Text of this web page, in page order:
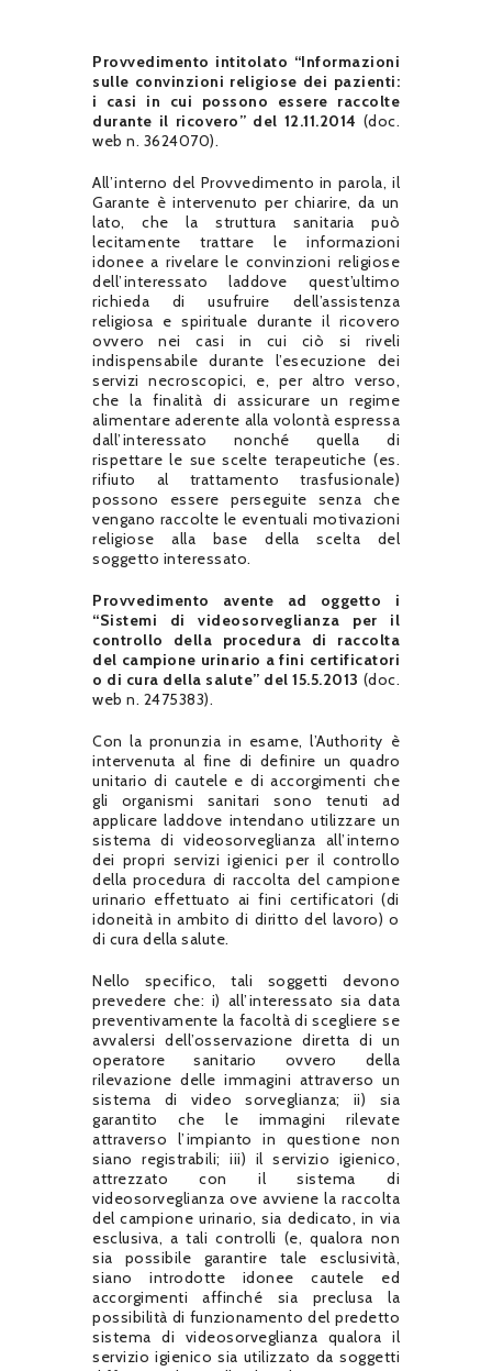
Provvedimento intitolato “Informazioni
sulle convinzioni religiose dei pazienti:
i casi in cui possono essere raccolte
durante il ricovero” del 12.11.2014 (doc.
web n. 3624070).
All’interno del Provvedimento in parola, il
Garante è intervenuto per chiarire, da un
lato, che la struttura sanitaria può
lecitamente trattare le informazioni
idonee a rivelare le convinzioni religiose
dell’interessato laddove quest’ultimo
richieda di usufruire dell’assistenza
religiosa e spirituale durante il ricovero
ovvero nei casi in cui ciò si riveli
indispensabile durante l’esecuzione dei
servizi necroscopici, e, per altro verso,
che la finalità di assicurare un regime
alimentare aderente alla volontà espressa
dall’interessato nonché quella di
rispettare le sue scelte terapeutiche (es.
rifiuto al trattamento trasfusionale)
possono essere perseguite senza che
vengano raccolte le eventuali motivazioni
religiose alla base della scelta del
soggetto interessato.
Provvedimento avente ad oggetto i
“Sistemi di videosorveglianza per il
controllo della procedura di raccolta
del campione urinario a fini certificatori
o di cura della salute” del 15.5.2013 (doc.
web n. 2475383).
Con la pronunzia in esame, l’Authority è
intervenuta al fine di definire un quadro
unitario di cautele e di accorgimenti che
gli organismi sanitari sono tenuti ad
applicare laddove intendano utilizzare un
sistema di videosorveglianza all’interno
dei propri servizi igienici per il controllo
della procedura di raccolta del campione
urinario effettuato ai fini certificatori (di
idoneità in ambito di diritto del lavoro) o
di cura della salute.
Nello specifico, tali soggetti devono
prevedere che: i) all’interessato sia data
preventivamente la facoltà di scegliere se
avvalersi dell’osservazione diretta di un
operatore sanitario ovvero della
rilevazione delle immagini attraverso un
sistema di video sorveglianza; ii) sia
garantito che le immagini rilevate
attraverso l’impianto in questione non
siano registrabili; iii) il servizio igienico,
attrezzato con il sistema di
videosorveglianza ove avviene la raccolta
del campione urinario, sia dedicato, in via
esclusiva, a tali controlli (e, qualora non
sia possibile garantire tale esclusività,
siano introdotte idonee cautele ed
accorgimenti affinché sia preclusa la
possibilità di funzionamento del predetto
sistema di videosorveglianza qualora il
servizio igienico sia utilizzato da soggetti